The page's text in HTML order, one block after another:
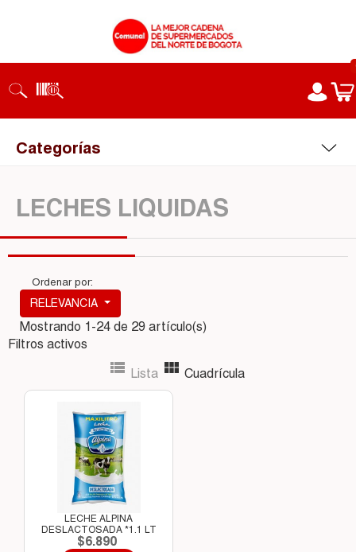
Categorías
LECHES LIQUIDAS
Ordenar por:
RELEVANCIA
Mostrando 1-24 de 29 artículo(s)
Filtros activos
 Cuadrícula
 Lista
LECHE ALPINA
DESLACTOSADA *1.1 LT
$6.890